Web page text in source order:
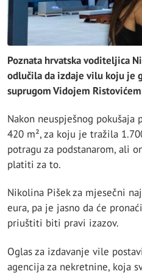
Poznata hrvatska voditeljica
odlučila da izdaje vilu koju je
suprugom Vidojem Ristovićem
Nakon neuspješnog
420 m², za koju je tražila
potragu za podstanarom, ali
platiti za to.
Nikolina Pišek za mjesečni
eura, pa je jasno da će
priuštiti biti pravi izazov.
Oglas za izdavanje vile
agencija za nekretnine, koja